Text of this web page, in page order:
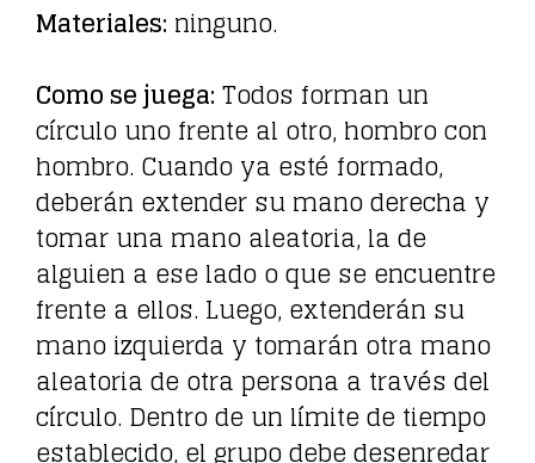
Materiales: ninguno.
Como se juega:Todos forman un
círculo uno frente al otro, hombro con
hombro. Cuando ya esté formado,
deberán extender su mano derecha y
tomar una mano aleatoria, la de
alguien a ese lado o que se encuentre
frente a ellos. Luego, extenderán su
mano izquierda y tomarán otra mano
aleatoria de otra persona a través del
círculo. Dentro de un límite de tiempo
establecido, el grupo debe desenredar